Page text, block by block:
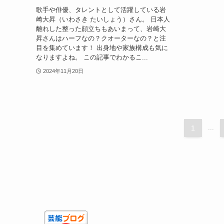
歌手や俳優、タレントとして活躍している岩
崎大昇（いわさき たいしょう）さん。 日本人
離れした整った顔立ちもあいまって、岩崎大
昇さんはハーフなの？クオーターなの？と注
目を集めています！ 出身地や家族構成も気に
なりますよね。 この記事でわかるこ...
2024年11月20日
1